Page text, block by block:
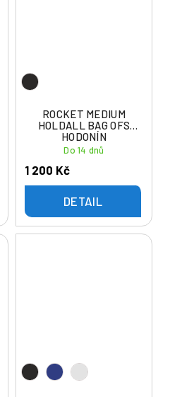
ROCKET MEDIUM
HOLDALL BAG OFS
HODONÍN
Do 14 dnů
1 200 Kč
DETAIL